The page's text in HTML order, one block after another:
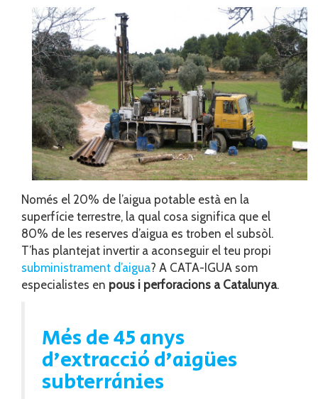
Només el 20% de l’aigua potable està en la
superfície terrestre, la qual cosa significa que el
80% de les reserves d’aigua es troben el subsòl.
T’has plantejat invertir a aconseguir el teu propi
subministrament d’aigua? A CATA-IGUA som
especialistes en pous i perforacions a Catalunya.
Més de 45 anys
d’extracció d’aigües
subterrànies